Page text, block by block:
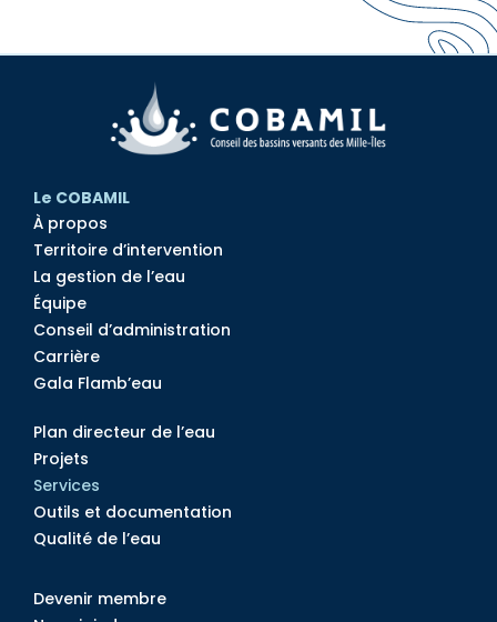
Le COBAMIL
À propos
Territoire d’intervention
La gestion de l’eau
Équipe
Conseil d’administration
Carrière
Gala Flamb’eau
Plan directeur de l’eau
Projets
Services
Outils et documentation
Qualité de l’eau
Devenir membre